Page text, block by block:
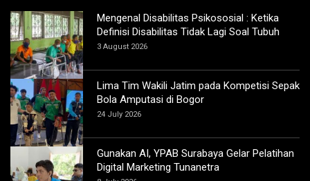
Mengenal Disabilitas Psikososial : Ketika
Definisi Disabilitas Tidak Lagi Soal Tubuh
3 August 2026
Lima Tim Wakili Jatim pada Kompetisi Sepak
Bola Amputasi di Bogor
24 July 2026
Gunakan AI, YPAB Surabaya Gelar Pelatihan
Digital Marketing Tunanetra